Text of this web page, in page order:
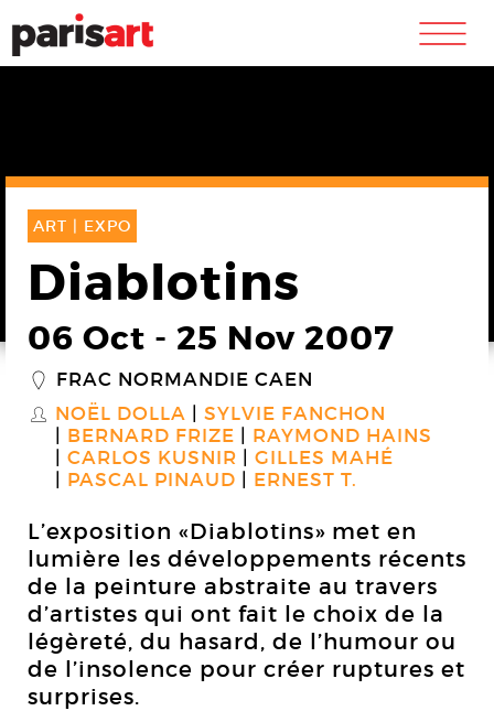
m
ART | EXPO
Diablotins
06 Oct - 25 Nov 2007
_ FRAC NORMANDIE CAEN
S NOËL DOLLA
SYLVIE FANCHON
BERNARD FRIZE
RAYMOND HAINS
CARLOS KUSNIR
GILLES MAHÉ
PASCAL PINAUD
ERNEST T.
L’exposition «Diablotins» met en
lumière les développements récents
de la peinture abstraite au travers
d’artistes qui ont fait le choix de la
légèreté, du hasard, de l’humour ou
de l’insolence pour créer ruptures et
surprises.